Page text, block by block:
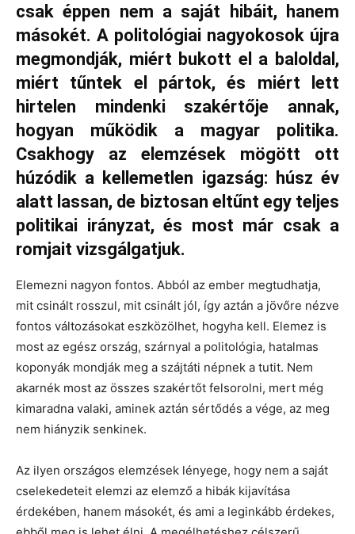
csak éppen nem a saját hibáit, hanem
másokét. A politológiai nagyokosok újra
megmondják, miért bukott el a baloldal,
miért tűntek el pártok, és miért lett
hirtelen mindenki szakértője annak,
hogyan működik a magyar politika.
Csakhogy az elemzések mögött ott
húzódik a kellemetlen igazság: húsz év
alatt lassan, de biztosan eltűnt egy teljes
politikai irányzat, és most már csak a
romjait vizsgálgatjuk.
Elemezni nagyon fontos. Abból az ember megtudhatja,
mit csinált rosszul, mit csinált jól, így aztán a jövőre nézve
fontos változásokat eszközölhet, hogyha kell. Elemez is
most az egész ország, szárnyal a politológia, hatalmas
koponyák mondják meg a szájtáti népnek a tutit. Nem
akarnék most az összes szakértőt felsorolni, mert még
kimaradna valaki, aminek aztán sértődés a vége, az meg
nem hiányzik senkinek.
Az ilyen országos elemzések lényege, hogy nem a saját
cselekedeteit elemzi az elemző a hibák kijavítása
érdekében, hanem másokét, és ami a leginkább érdekes,